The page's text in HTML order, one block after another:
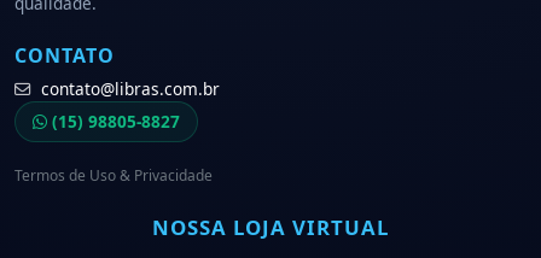
CONTATO
contato@libras.com.br
(15) 98805-8827
Termos de Uso & Privacidade
NOSSA LOJA VIRTUAL